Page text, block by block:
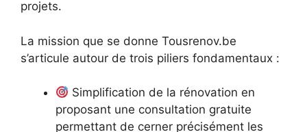
projets.
La mission que se donne Tousrenov.be
s’articule autour de trois piliers fondamentaux :
Simplification de la rénovation en
proposant une consultation gratuite
permettant de cerner précisément les